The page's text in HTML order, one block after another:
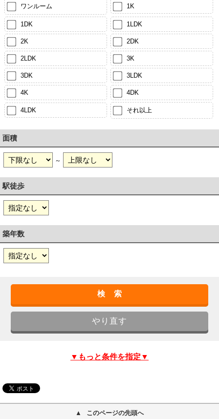
ワンルーム 1K
1DK 1LDK
2K 2DK
2LDK 3K
3DK 3LDK
4K 4DK
4LDK それ以上
面積
～
駅徒歩
築年数
▼もっと条件を指定▼
このページの先頭へ